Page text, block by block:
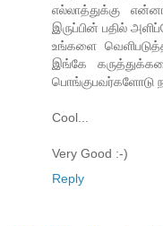
எல்லாத்துக்கு
இருப்பின் பதில்
உங்களை
இங்கே
பொங்குபவர்களோடு
Cool...
Very Good :-)
Reply